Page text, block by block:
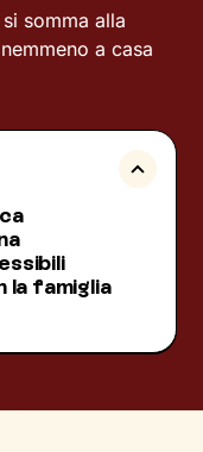
somma alla
nemmeno a casa
la famiglia